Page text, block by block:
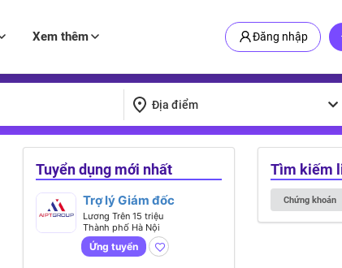
Xem thêm Đăng nhập
Địa điểm
Tuyển dụng mới nhất
Trợ lý Giám đốc
Lương Trên 15 triệu
Thành phố Hà Nội
Ứng tuyển
Tìm kiếm
Chứng khoán